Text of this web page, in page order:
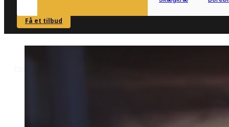
SE OVERSIGT
Få et tilbud
Musebekæmpelse i Låsby
Effektiv musebekæmpelse i Låsby